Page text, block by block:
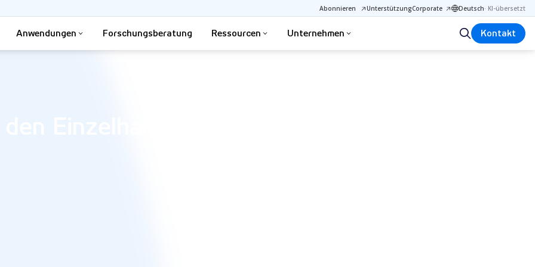
Abonnieren UnterstützungCorporate Deutsch· KI-übersetzt
Anwendungen Forschungsberatung Ressourcen Unternehmen Kontakt